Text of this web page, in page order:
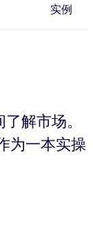
实例
解市场。
为一本实操